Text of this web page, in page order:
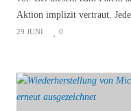
Aktion implizit vertraut.
29 JUNI 0